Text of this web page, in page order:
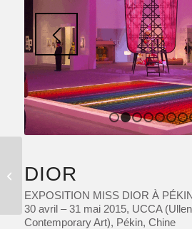
1
DIOR
EXPOSITION MISS DIOR À
30 avril – 31 mai 2015, UCCA
Contemporary Art), Pékin, Chine
PROGRAMMATION
ARTISTIQUE